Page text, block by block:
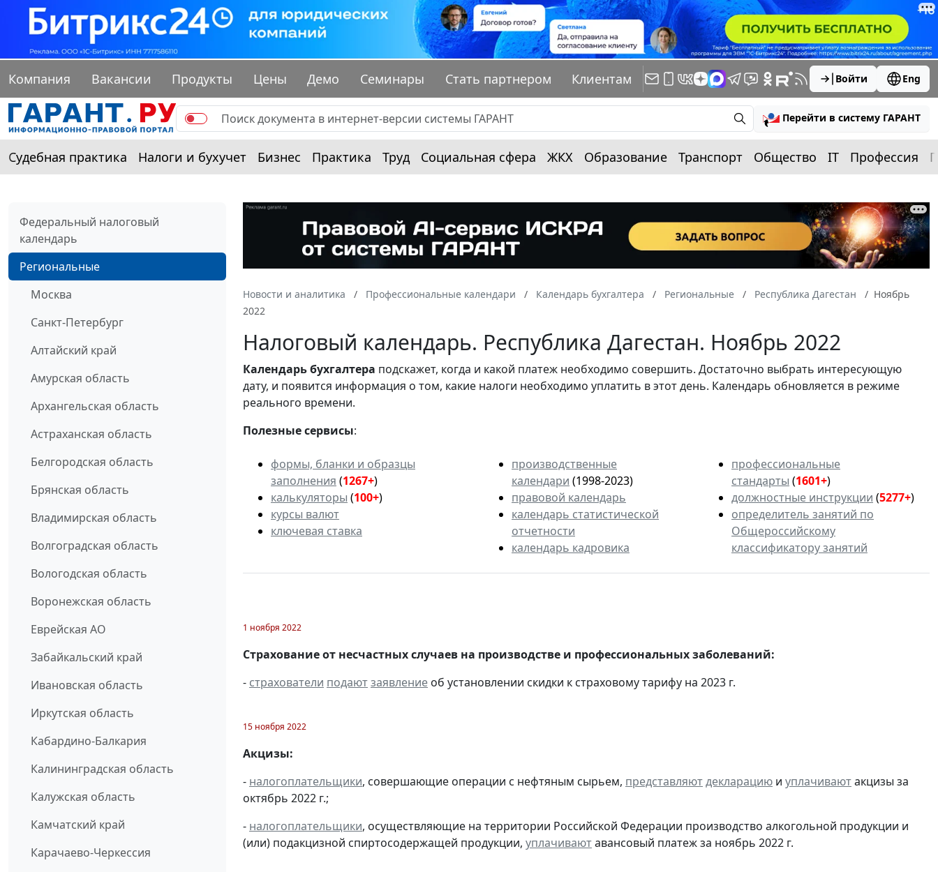
Компания Вакансии Продукты Цены Демо Семинары Стать партнером Клиентам Войти Eng
Перейти в систему ГАРАНТ
Судебная практика Налоги и бухучет Бизнес Практика Труд Социальная сфера ЖКХ Образование Транспорт Общество IT Профессия
Федеральный налоговый
календарь
Региональные
Москва
Санкт-Петербург
Алтайский край
Амурская область
Архангельская область
Астраханская область
Белгородская область
Брянская область
Владимирская область
Волгоградская область
Вологодская область
Воронежская область
Еврейская АО
Забайкальский край
Ивановская область
Иркутская область
Кабардино-Балкария
Калининградская область
Калужская область
Камчатский край
Карачаево-Черкессия
Новости и аналитика Профессиональные календари Календарь бухгалтера Региональные Республика Дагестан
Ноябрь
2022
Налоговый календарь. Республика Дагестан. Ноябрь 2022
Календарьбухгалтера подскажет, когда и какой платеж необходимо совершить. Достаточно выбрать интересующую
дату, и появится информация о том, какие налоги необходимо уплатить в этот день. Календарь обновляется в режиме
реального времени.
Полезные сервисы:
формы, бланки и образцы
заполнения (1267+)
калькуляторы (100+)
курсы валют
ключевая ставка
производственные
календари (1998-2023)
правовой календарь
календарь статистической
отчетности
календарь кадровика
профессиональные
стандарты (1601+)
должностные инструкции (5277+)
определитель занятий по
Общероссийскому
классификатору занятий
1 ноября 2022
Страхование от несчастных случаев на производстве и профессиональных заболеваний:
- страхователи подаютзаявление об установлении скидки к страховому тарифу на 2023 г.
15 ноября 2022
Акцизы:
- налогоплательщики, совершающие операции с нефтяным сырьем, представляютдекларацию и уплачиваютакцизы за
октябрь 2022 г.;
- налогоплательщики, осуществляющие на территории Российской Федерации производство алкогольной продукции и
(или) подакцизной спиртосодержащей продукции, уплачиваютавансовый платеж за ноябрь 2022 г.